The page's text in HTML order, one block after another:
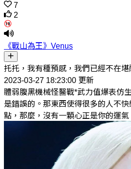
7
2
《戰山為王》Venus
托托，我有種預感，我們已經不在堪
2023-03-27 18:23:00 更新
體弱腹黑機械怪醫戰*武力值爆表仿
是錯誤的。那東西使得很多的人不
點，那麼，沒有一顆心正是你的運氣